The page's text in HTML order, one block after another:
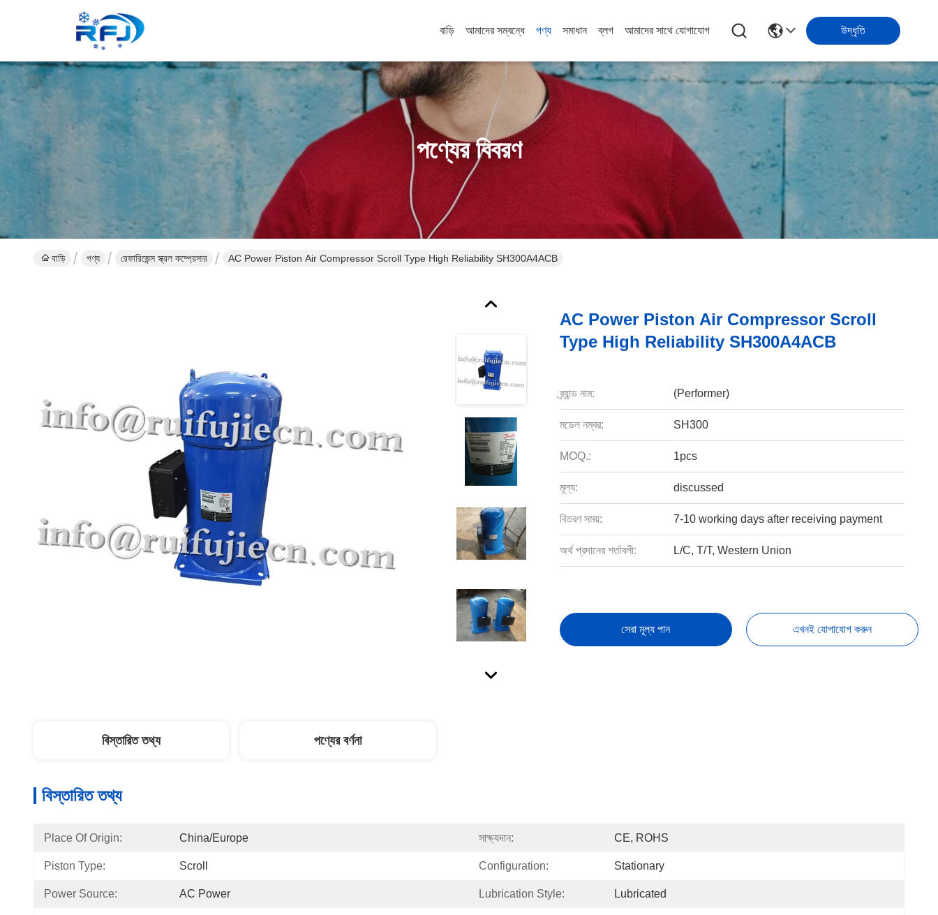
বাড়ি আমাদের সম্বন্ধে পণ্য সমাধান ব্লগ আমাদের সাথে যোগাযোগ উদ্ধৃতি
পণ্যের বিবরণ
বাড়ি পণ্য রেফারিজেন্স স্ক্রল কম্প্রেসার AC Power Piston Air Compressor Scroll Type High Reliability SH300A4ACB
AC Power Piston Air Compressor Scroll
Type High Reliability SH300A4ACB
ব্র্যান্ড নাম: (Performer)
মডেল নম্বর: SH300
MOQ.: 1pcs
মূল্য: discussed
বিতরণ সময়: 7-10 working days after receiving payment
অর্থ প্রদানের শর্তাবলী: L/C, T/T, Western Union
সেরা মূল্য পান এখনই যোগাযোগ করুন
বিস্তারিত তথ্য পণ্যের বর্ণনা
বিস্তারিত তথ্য
Place Of Origin: China/Europe সাক্ষ্যদান: CE, ROHS
Piston Type: Scroll Configuration: Stationary
Power Source: AC Power Lubrication Style: Lubricated